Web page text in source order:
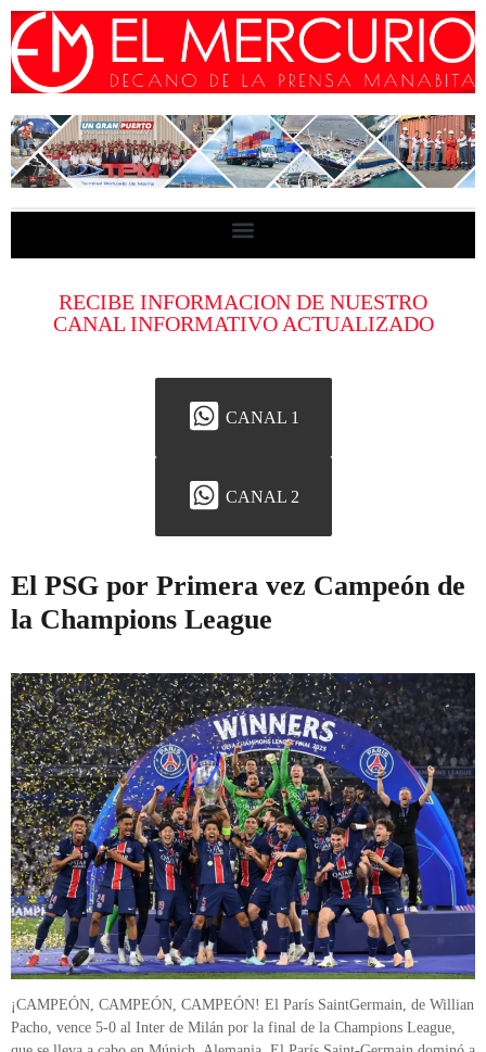
RECIBE INFORMACION DE NUESTRO
CANAL INFORMATIVO ACTUALIZADO
CANAL 1
CANAL 2
El PSG por Primera vez Campeón de
la Champions League
¡CAMPEÓN, CAMPEÓN, CAMPEÓN! El París SaintGermain, de Willian
Pacho, vence 5-0 al Inter de Milán por la final de la Champions League,